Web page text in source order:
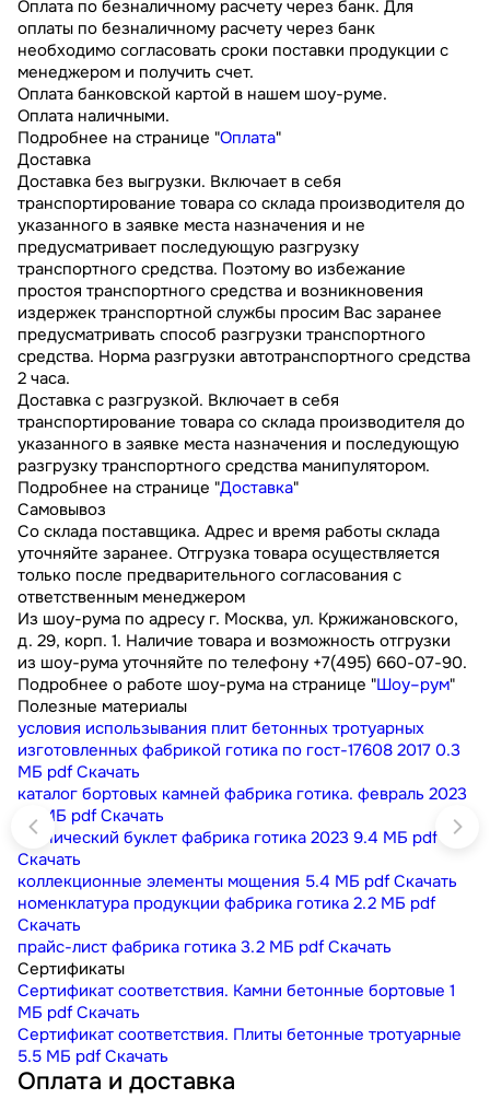
Оплата по безналичному расчету через банк. Для
оплаты по безналичному расчету через банк
необходимо согласовать сроки поставки продукции с
менеджером и получить счет.
Оплата банковской картой в нашем шоу-руме.
Оплата наличными.
Подробнее на странице "Оплата"
Доставка
Доставка без выгрузки. Включает в себя
транспортирование товара со склада производителя до
указанного в заявке места назначения и не
предусматривает последующую разгрузку
транспортного средства. Поэтому во избежание
простоя транспортного средства и возникновения
издержек транспортной службы просим Вас заранее
предусматривать способ разгрузки транспортного
средства. Норма разгрузки автотранспортного средства
2 часа.
Доставка с разгрузкой. Включает в себя
транспортирование товара со склада производителя до
указанного в заявке места назначения и последующую
разгрузку транспортного средства манипулятором.
Подробнее на странице "Доставка"
Самовывоз
Со склада поставщика. Адрес и время работы склада
уточняйте заранее. Отгрузка товара осуществляется
только после предварительного согласования с
ответственным менеджером
Из шоу-рума по адресу г. Москва, ул. Кржижановского,
д. 29, корп. 1. Наличие товара и возможность отгрузки
из шоу-рума уточняйте по телефону +7(495) 660-07-90.
Подробнее о работе шоу-рума на странице "Шоу–рум"
Полезные материалы
условия использывания плит бетонных тротуарных
изготовленных фабрикой готика по гост-17608 2017 0.3
МБ pdf Скачать
каталог бортовых камней фабрика готика. февраль 2023
9.1 МБ pdf Скачать
технический буклет фабрика готика 2023 9.4 МБ pdf
Скачать
коллекционные элементы мощения 5.4 МБ pdf Скачать
номенклатура продукции фабрика готика 2.2 МБ pdf
Скачать
прайс-лист фабрика готика 3.2 МБ pdf Скачать
Сертификаты
Сертификат соответствия. Камни бетонные бортовые 1
МБ pdf Скачать
Сертификат соответствия. Плиты бетонные тротуарные
5.5 МБ pdf Скачать
Оплата и доставка